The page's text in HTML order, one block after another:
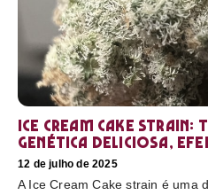
Ice Cream Cake
genética deliciosa,
12 de julho de 2025
A Ice Cream Cake strain é uma